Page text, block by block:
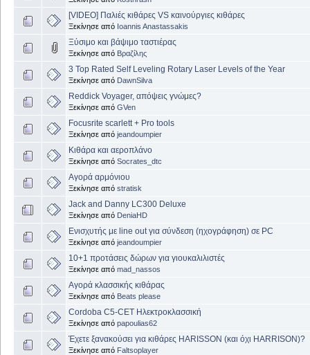
[VIDEO] Παλιές κιθάρες VS καινούργιες κιθάρες
Ξεκίνησε από Ioannis Anastassakis
Ξύσιμο και βάψιμο ταστιέρας
Ξεκίνησε από Βραζίλης
3 Top Rated Self Leveling Rotary Laser Levels of the Year
Ξεκίνησε από DawnSilva
Reddick Voyager, απόψεις γνώμες?
Ξεκίνησε από GVen
Focusrite scarlett + Pro tools
Ξεκίνησε από jeandoumpier
Κιθάρα και αεροπλάνο
Ξεκίνησε από Socrates_dtc
Αγορά αρμόνιου
Ξεκίνησε από stratisk
Jack and Danny LC300 Deluxe
Ξεκίνησε από DeniaHD
Ενισχυτής με line out για σύνδεση (ηχογράφηση) σε PC
Ξεκίνησε από jeandoumpier
10+1 προτάσεις δώρων για γιουκαλιλιστές
Ξεκίνησε από mad_nassos
Αγορά κλασσικής κιθάρας
Ξεκίνησε από Beats please
Cordoba C5-CET Ηλεκτροκλασσική
Ξεκίνησε από papoulias62
Έχετε ξανακούσει για κιθάρες HARISSON (και όχι HARRISON)?
Ξεκίνησε από Faltsoplayer